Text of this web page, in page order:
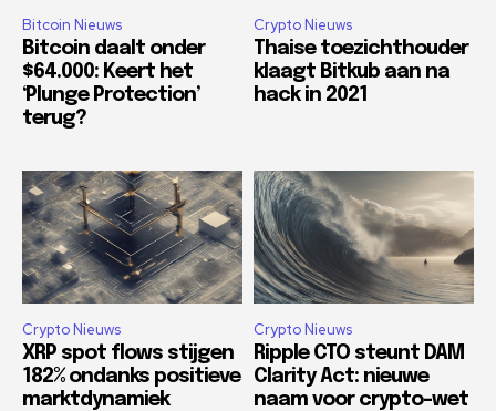
Bitcoin Nieuws
Bitcoin daalt onder
$64.000: Keert het
‘Plunge Protection’
terug?
Crypto Nieuws
Thaise toezichthouder
klaagt Bitkub aan na
hack in 2021
Crypto Nieuws
XRP spot flows stijgen
182% ondanks positieve
marktdynamiek
Crypto Nieuws
Ripple CTO steunt DAM
Clarity Act: nieuwe
naam voor crypto-wet